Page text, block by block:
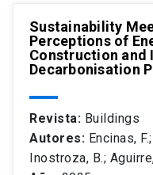
Sustainability
Perceptions of
Construction and
Decarbonisation
Revista: Buildings
Autores: Encinas,
Inostroza, B.;